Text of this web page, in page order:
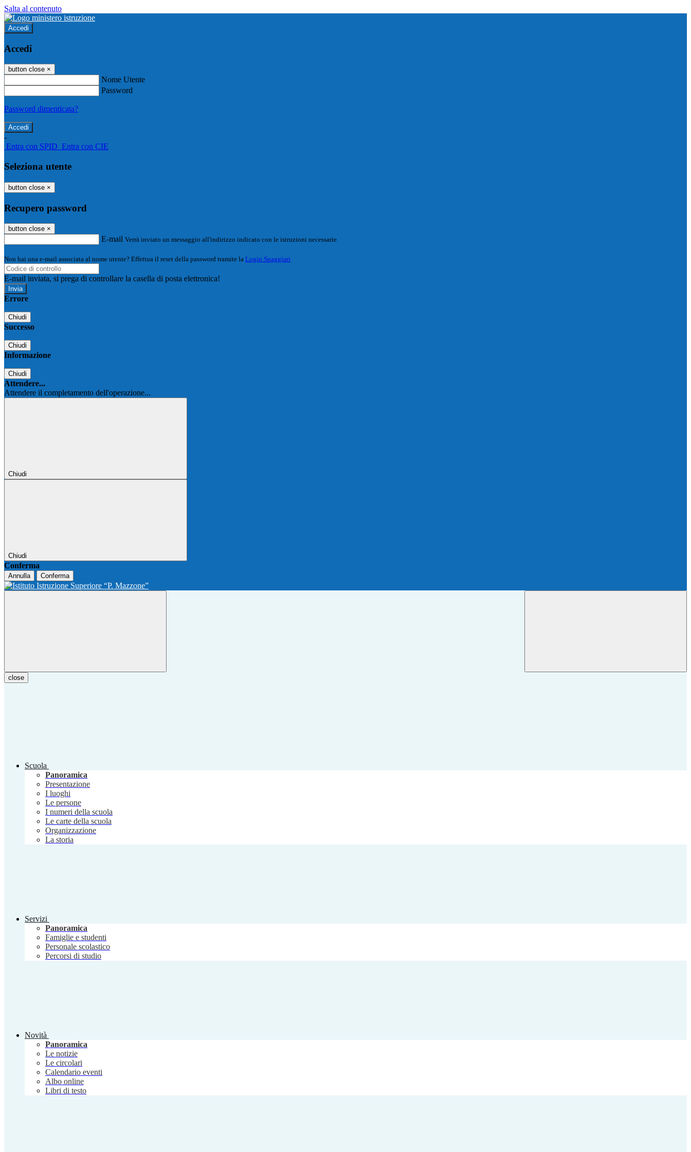
Salta al contenuto
Accedi
Accedi
button close ×
Nome Utente
Password
Password dimenticata?
-
Entra con SPID Entra con CIE
Seleziona utente
button close ×
Recupero password
button close ×
E-mail Verrà inviato un messaggio all'indirizzo indicato con le istruzioni necessarie.
Non hai una e-mail associata al nome utente? Effettua il reset della password tramite la Login Spaggiari
E-mail inviata, si prega di controllare la casella di posta elettronica!
Errore
Chiudi
Successo
Chiudi
Informazione
Chiudi
Attendere...
Attendere il completamento dell'operazione...
Chiudi
Chiudi
Conferma
Annulla Conferma
close
Scuola
Panoramica
Presentazione
I luoghi
Le persone
I numeri della scuola
Le carte della scuola
Organizzazione
La storia
Servizi
Panoramica
Famiglie e studenti
Personale scolastico
Percorsi di studio
Novità
Panoramica
Le notizie
Le circolari
Calendario eventi
Albo online
Libri di testo